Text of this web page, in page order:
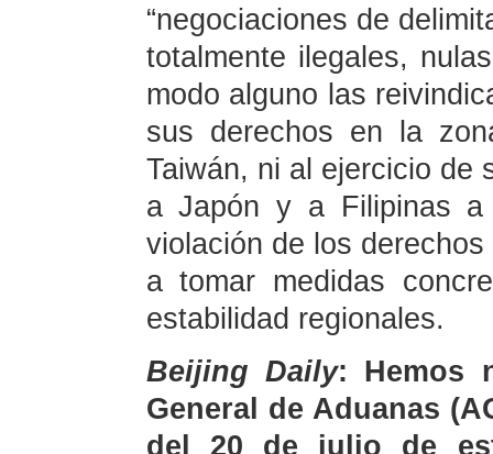
“negociaciones de
totalmente ilegales,
modo alguno las
sus derechos en la
Taiwán, ni al ejercicio de
a Japón y a Filipinas a
violación de los
a tomar medidas
estabilidad regionales.
Beijing Daily: Hemos
General de Aduanas
del 20 de julio de